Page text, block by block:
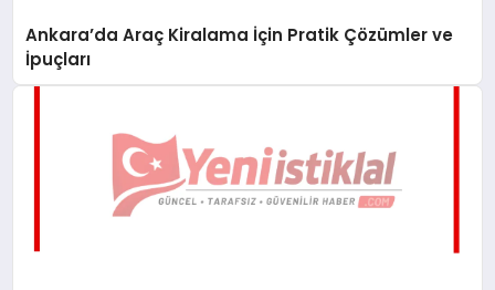
Ankara’da Araç Kiralama İçin Pratik Çözümler ve
İpuçları